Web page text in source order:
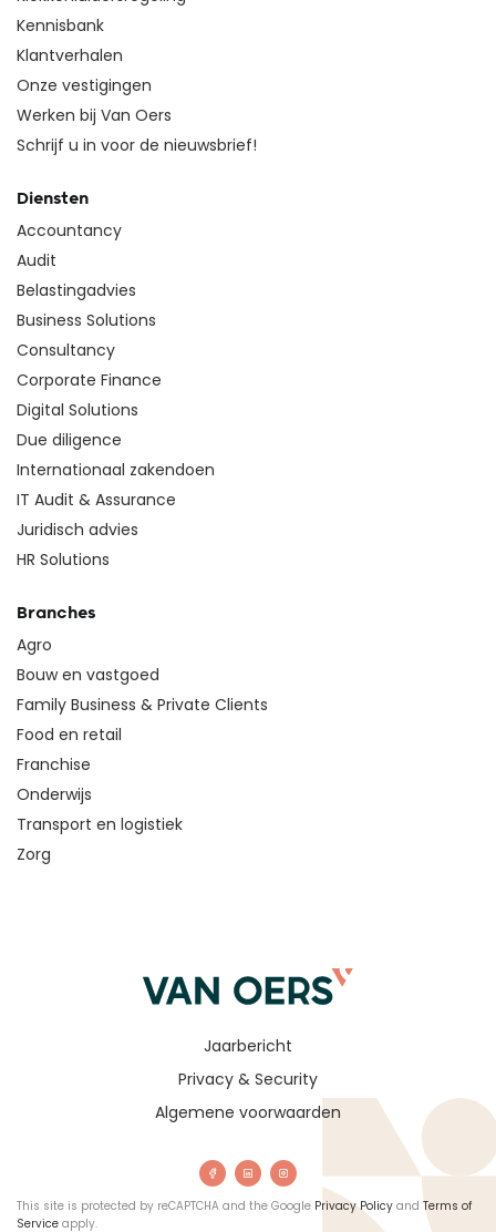
Kennisbank
Klantverhalen
Onze vestigingen
Werken bij Van Oers
Schrijf u in voor de nieuwsbrief!
Diensten
Accountancy
Audit
Belastingadvies
Business Solutions
Consultancy
Corporate Finance
Digital Solutions
Due diligence
Internationaal zakendoen
IT Audit & Assurance
Juridisch advies
HR Solutions
Branches
Agro
Bouw en vastgoed
Family Business & Private Clients
Food en retail
Franchise
Onderwijs
Transport en logistiek
Zorg
Algemene voorwaarden
Privacy & Security
Jaarbericht
This site is protected by reCAPTCHA and the Google Privacy Policy and Terms of
Service apply.